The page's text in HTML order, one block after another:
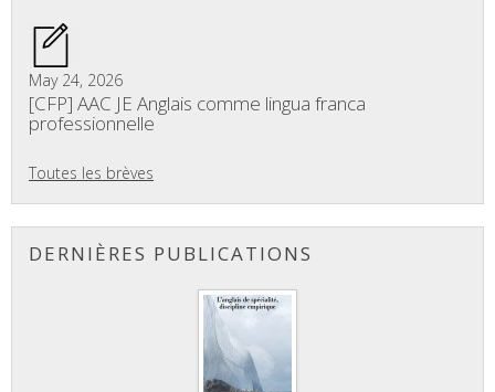
May 24, 2026
[CFP] AAC JE Anglais comme lingua franca
professionnelle
Toutes les brèves
DERNIÈRES PUBLICATIONS